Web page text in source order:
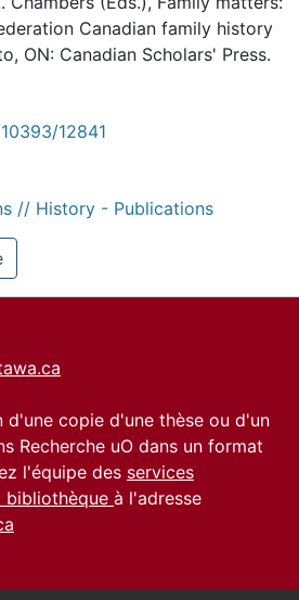
Canadian family history
ON: Canadian Scholars' Press.
12841
// History - Publications
d'une copie d'une thèse ou d'un
Recherche uO dans un format
l'équipe des services
bibliothèque à l'adresse